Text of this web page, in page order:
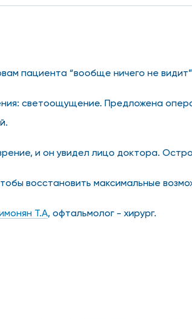
пациента “вообще ничего не
светоощущение. Предложена
и он увидел лицо доктора.
восстановить максимальные
Т.А, офтальмолог - хирург.